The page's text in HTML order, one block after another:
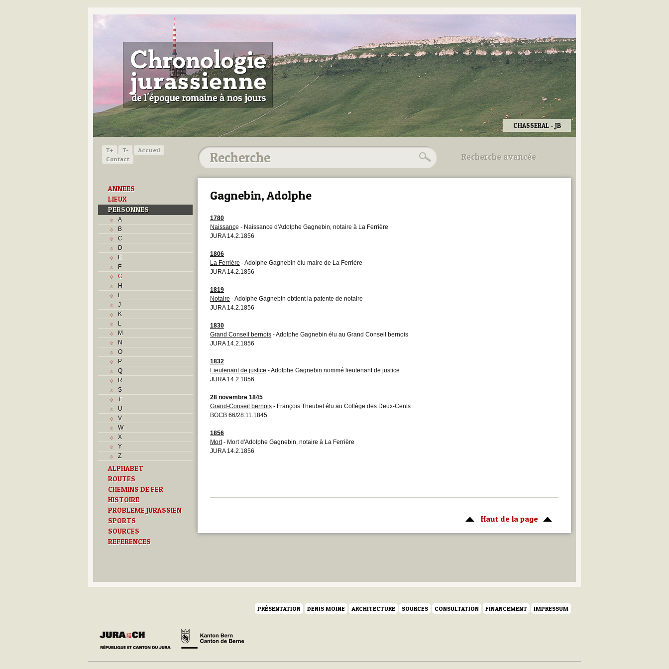
CHASSERAL - JB
T+ T-
Accueil
Contact
ANNEES
LIEUX
PERSONNES
A
B
C
D
E
F
G
H
I
J
K
L
M
N
O
P
Q
R
S
T
U
V
W
X
Y
Z
ALPHABET
ROUTES
CHEMINS DE FER
HISTOIRE
PROBLEME JURASSIEN
SPORTS
SOURCES
REFERENCES
Recherche avancée
Utilisez les champs ci-dessous
Gagnebin, Adolphe
1780
Naissance - Naissance d'Adolphe Gagnebin, notaire à La Ferrière
JURA 14.2.1856
1806
La Ferrière - Adolphe Gagnebin élu maire de La Ferrière
JURA 14.2.1856
1819
Notaire - Adolphe Gagnebin obtient la patente de notaire
JURA 14.2.1856
1830
Grand Conseil bernois - Adolphe Gagnebin élu au Grand Conseil bernois
JURA 14.2.1856
1832
Lieutenant de justice - Adolphe Gagnebin nommé lieutenant de justice
JURA 14.2.1856
28 novembre 1845
Grand-Conseil bernois - François Theubet élu au Collège des Deux-Cents
BGCB 66/28.11.1845
1856
Mort- Mort d'Adolphe Gagnebin, notaire à La Ferrière
JURA 14.2.1856
Haut de la page
PRÉSENTATION DENIS MOINE ARCHITECTURE SOURCES CONSULTATION FINANCEMENT IMPRESSUM